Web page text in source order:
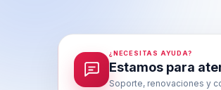
¿NECESITAS AYUDA?
Estamos para
Soporte, renovaciones y